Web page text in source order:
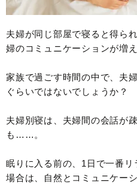
夫婦が同じ部屋で寝ると得ら
婦のコミュニケーションが増
家族で過ごす時間の中で、夫
ぐらいではないでしょうか？
夫婦別寝は、夫婦間の会話が
も……。
眠りに入る前の、1日で一番
場合は、自然とコミュニケー